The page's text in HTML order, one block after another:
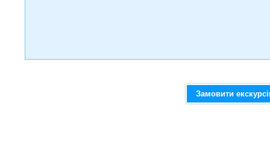
Замовити